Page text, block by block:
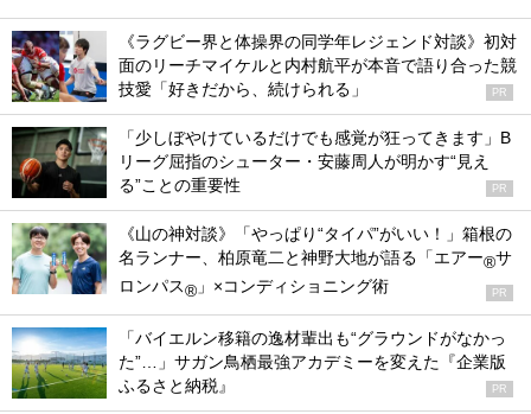
《ラグビー界と体操界の同学年レジェンド対談》初対
面のリーチマイケルと内村航平が本音で語り合った競
技愛「好きだから、続けられる」
PR
「少しぼやけているだけでも感覚が狂ってきます」B
リーグ屈指のシューター・安藤周人が明かす“見え
る”ことの重要性
PR
《山の神対談》「やっぱり“タイパ”がいい！」箱根の
名ランナー、柏原竜二と神野大地が語る「エアー®サ
ロンパス® 」×コンディショニング術 PR
「バイエルン移籍の逸材輩出も“グラウンドがなかっ
た”…」サガン鳥栖最強アカデミーを変えた『企業版
ふるさと納税』
PR